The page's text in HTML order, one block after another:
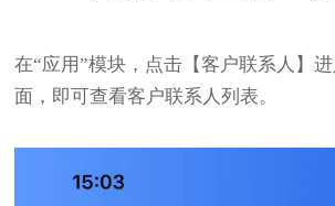
在“应用”模块，点击【客户联系人】
面，即可查看客户联系人列表。